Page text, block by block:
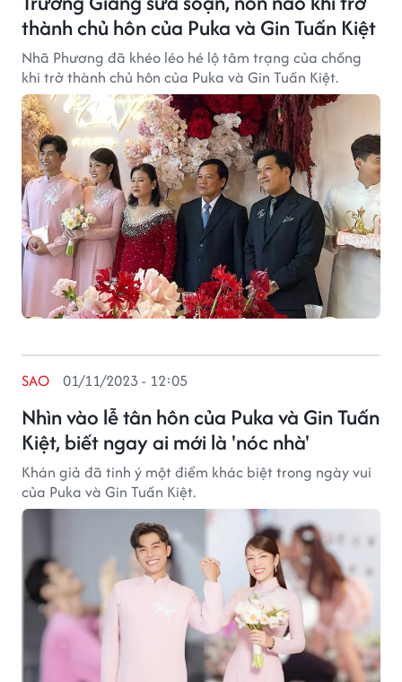
thành chủ hôn của Puka và Gin Tuấn Kiệt
Nhã Phương đã khéo léo hé lộ tâm trạng của chồng
khi trở thành chủ hôn của Puka và Gin Tuấn Kiệt.
Nhìn vào lễ tân hôn của Puka và Gin Tuấn
Kiệt, biết ngay ai mới là 'nóc nhà'
SAO 01/11/2023 - 12:05
Khán giả đã tinh ý một điểm khác biệt trong ngày vui
của Puka và Gin Tuấn Kiệt.